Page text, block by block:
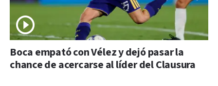
Boca empató con Vélez y dejó pasar la
chance de acercarse al líder del Clausura